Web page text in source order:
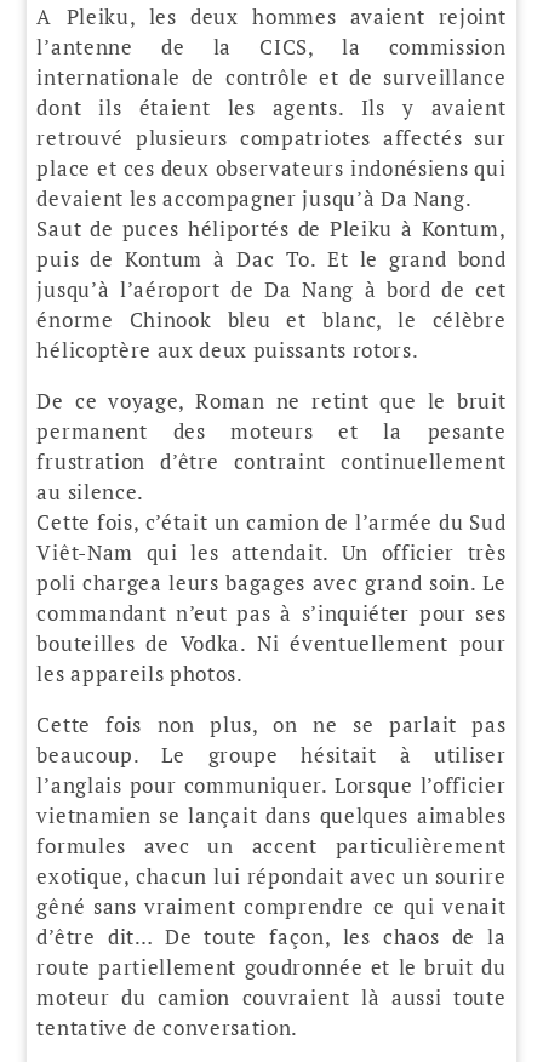
A Pleiku, les deux hommes avaient rejoint
l’antenne de la CICS, la commission
internationale de contrôle et de surveillance
dont ils étaient les agents. Ils y avaient
retrouvé plusieurs compatriotes affectés sur
place et ces deux observateurs indonésiens qui
devaient les accompagner jusqu’à Da Nang.
Saut de puces héliportés de Pleiku à Kontum,
puis de Kontum à Dac To. Et le grand bond
jusqu’à l’aéroport de Da Nang à bord de cet
énorme Chinook bleu et blanc, le célèbre
hélicoptère aux deux puissants rotors.
De ce voyage, Roman ne retint que le bruit
permanent des moteurs et la pesante
frustration d’être contraint continuellement
au silence.
Cette fois, c’était un camion de l’armée du Sud
Viêt-Nam qui les attendait. Un officier très
poli chargea leurs bagages avec grand soin. Le
commandant n’eut pas à s’inquiéter pour ses
bouteilles de Vodka. Ni éventuellement pour
les appareils photos.
Cette fois non plus, on ne se parlait pas
beaucoup. Le groupe hésitait à utiliser
l’anglais pour communiquer. Lorsque l’officier
vietnamien se lançait dans quelques aimables
formules avec un accent particulièrement
exotique, chacun lui répondait avec un sourire
gêné sans vraiment comprendre ce qui venait
d’être dit… De toute façon, les chaos de la
route partiellement goudronnée et le bruit du
moteur du camion couvraient là aussi toute
tentative de conversation.